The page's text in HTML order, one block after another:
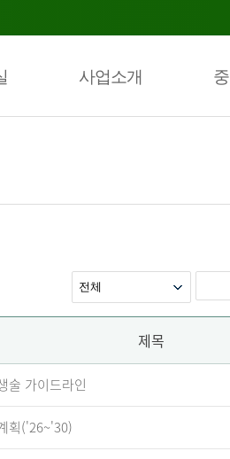
사업소개
제목
술 가이드라인
획('26~'30)